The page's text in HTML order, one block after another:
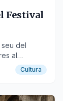
Festival
seu del
al
Cultura